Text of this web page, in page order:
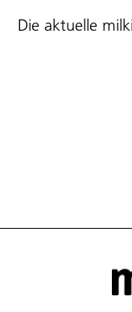
Die aktuelle